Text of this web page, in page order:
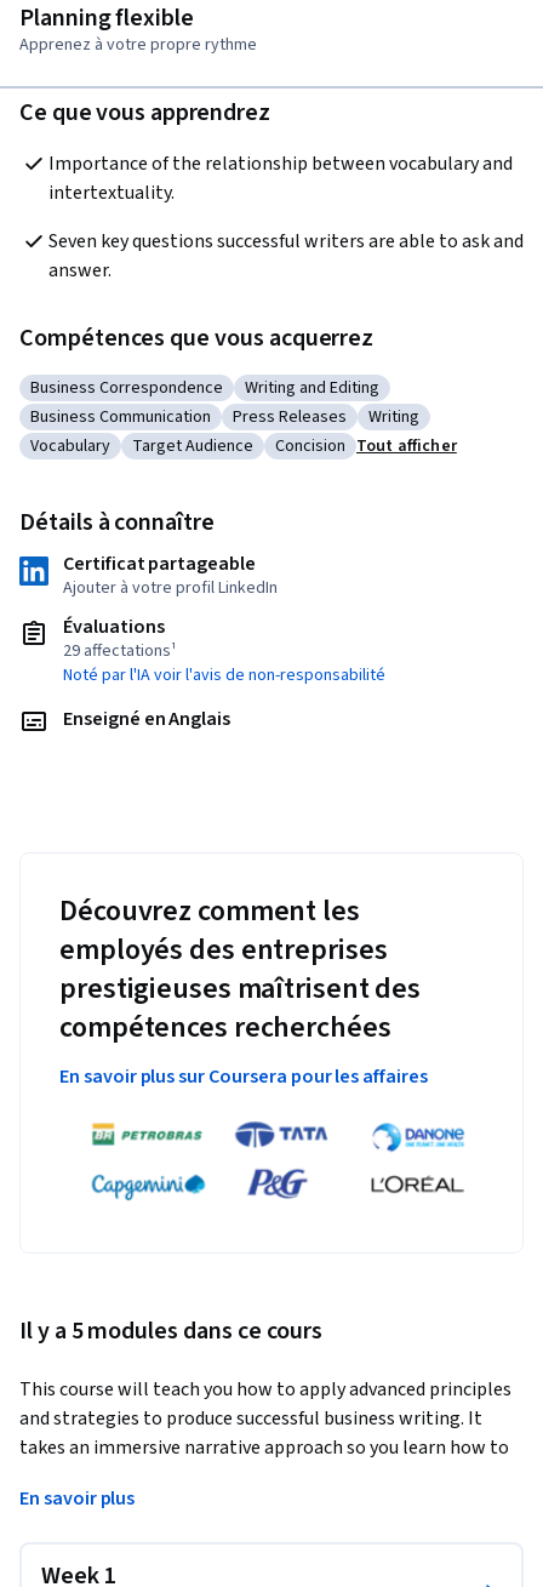
Planning flexible
Apprenez à votre propre rythme
Ce que vous apprendrez
Importance of the relationship between vocabulary and
intertextuality.
Seven key questions successful writers are able to ask and
answer.
Compétences que vous acquerrez
Catégorie : Business Correspondence
Business Correspondence Catégorie : Writing and Editing
Writing and Editing
Catégorie : Business Communication
Business Communication Catégorie : Press Releases
Press Releases Catégorie : Writing
Writing
Catégorie : Vocabulary
Vocabulary Catégorie : Target Audience
Target Audience Catégorie : Concision
Concision Tout afficher
Détails à connaître
Certificat partageable
Ajouter à votre profil LinkedIn
Évaluations
29 affectations¹
Noté par l'IA voir l'avis de non-responsabilité
Enseigné en Anglais
Découvrez comment les
employés des entreprises
prestigieuses maîtrisent des
compétences recherchées
En savoir plus sur Coursera pour les affaires
Il y a 5 modules dans ce cours
This course will teach you how to apply advanced principles
and strategies to produce successful business writing. It
takes an immersive narrative approach so you learn how to
business texts. You will learn to deploy a range of tools and
appropriate, whatever the organisational culture or
En savoir plus
Week 1